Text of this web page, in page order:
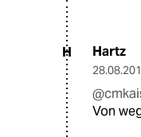
H Hartz
Von